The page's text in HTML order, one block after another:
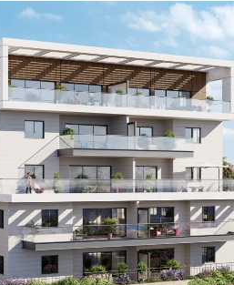
גבעת הכלניות קרית אתא